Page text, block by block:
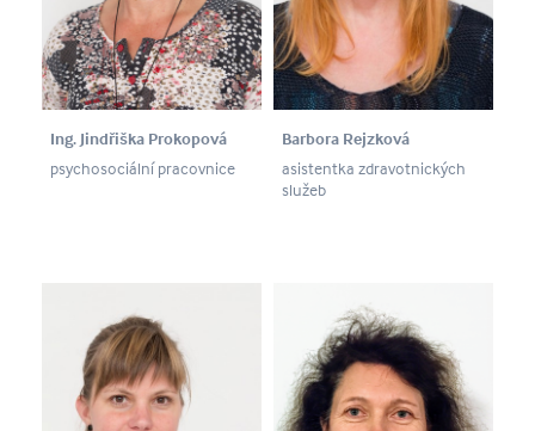
Ing. Jindřiška Prokopová
psychosociální pracovnice
Barbora Rejzková
asistentka zdravotnických
služeb